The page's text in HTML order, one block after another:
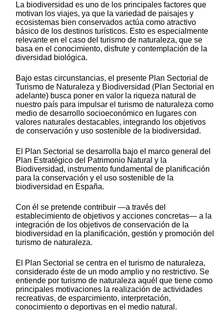
La biodiversidad es uno de los principales factores que
motivan los viajes, ya que la variedad de paisajes y
ecosistemas bien conservados actúa como atractivo
básico de los destinos turísticos. Esto es especialmente
relevante en el caso del turismo de naturaleza, que se
basa en el conocimiento, disfrute y contemplación de la
diversidad biológica.
Bajo estas circunstancias, el presente Plan Sectorial de
Turismo de Naturaleza y Biodiversidad (Plan Sectorial en
adelante) busca poner en valor la riqueza natural de
nuestro país para impulsar el turismo de naturaleza como
medio de desarrollo socioeconómico en lugares con
valores naturales destacables, integrando los objetivos
de conservación y uso sostenible de la biodiversidad.
El Plan Sectorial se desarrolla bajo el marco general del
Plan Estratégico del Patrimonio Natural y la
Biodiversidad, instrumento fundamental de planificación
para la conservación y el uso sostenible de la
biodiversidad en España.
Con él se pretende contribuir —a través del
establecimiento de objetivos y acciones concretas— a la
integración de los objetivos de conservación de la
biodiversidad en la planificación, gestión y promoción del
turismo de naturaleza.
El Plan Sectorial se centra en el turismo de naturaleza,
considerado éste de un modo amplio y no restrictivo. Se
entiende por turismo de naturaleza aquél que tiene como
principales motivaciones la realización de actividades
recreativas, de esparcimiento, interpretación,
conocimiento o deportivas en el medio natural.